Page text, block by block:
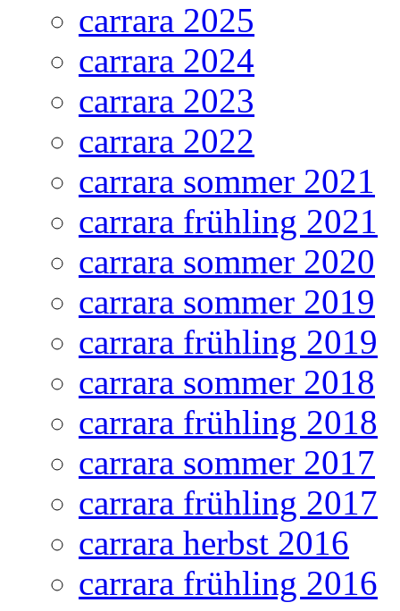
carrara 2025
carrara 2024
carrara 2023
carrara 2022
carrara sommer 2021
carrara frühling 2021
carrara sommer 2020
carrara sommer 2019
carrara frühling 2019
carrara sommer 2018
carrara frühling 2018
carrara sommer 2017
carrara frühling 2017
carrara herbst 2016
carrara frühling 2016